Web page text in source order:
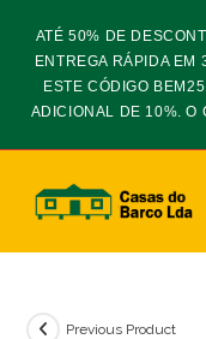
ATÉ 50% DE
ENTREGA RÁPIDA EM
ESTE CÓDIGO
ADICIONAL DE 10%. O
Previous Product